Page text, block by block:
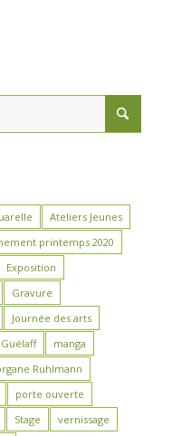
Ateliers Jeunes
printemps 2020
Exposition
Gravure
Journée des arts
manga
Ruhlmann
porte ouverte
Stage
vernissage